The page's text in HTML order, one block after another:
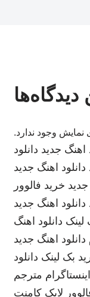
دیدگاه‌ها
نمایش وجود ندارد.
اهنگ جدید دانلود
دانلود اهنگ جدید
جدید خرید فالوور
دانلود اهنگ جدید
لینک دانلود اهنگ
دانلود اهنگ جدید
بک لینک دانلود
مترجم
لایک کامنت